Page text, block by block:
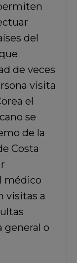
del
de veces
visita
el
se
de la
Costa
médico
visitas a
o